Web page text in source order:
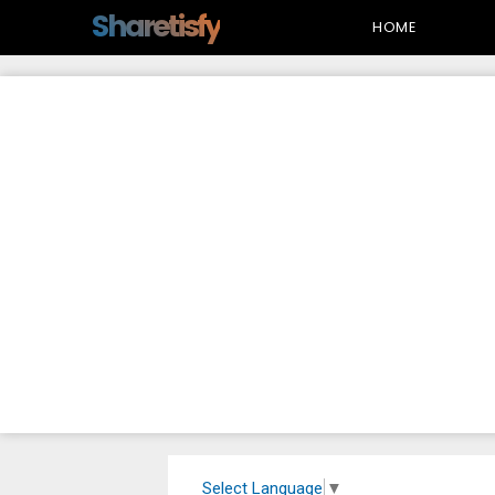
Sharetisfy HOME
Select Language ▼